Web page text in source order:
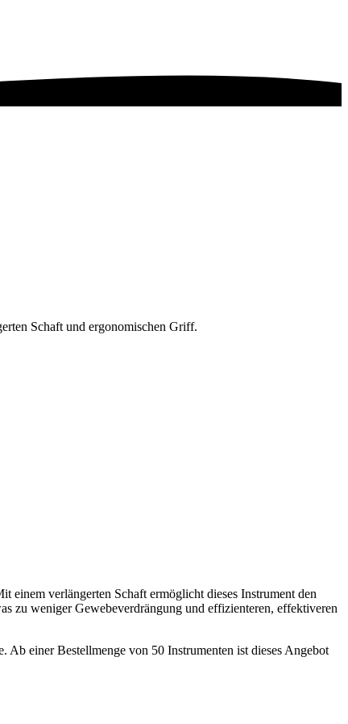
Schaft und ergonomischen Griff.
verlängerten Schaft ermöglicht dieses Instrument den
zu weniger Gewebeverdrängung und effizienteren, effektiveren
einer Bestellmenge von 50 Instrumenten ist dieses Angebot